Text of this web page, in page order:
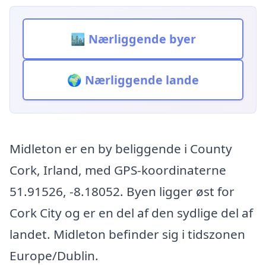
🏙️ Nærliggende byer
🌍 Nærliggende lande
Midleton er en by beliggende i County
Cork, Irland, med GPS-koordinaterne
51.91526, -8.18052. Byen ligger øst for
Cork City og er en del af den sydlige del af
landet. Midleton befinder sig i tidszonen
Europe/Dublin.